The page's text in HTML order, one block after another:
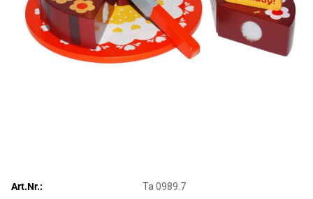
Art.Nr.:
Ta 0989.7